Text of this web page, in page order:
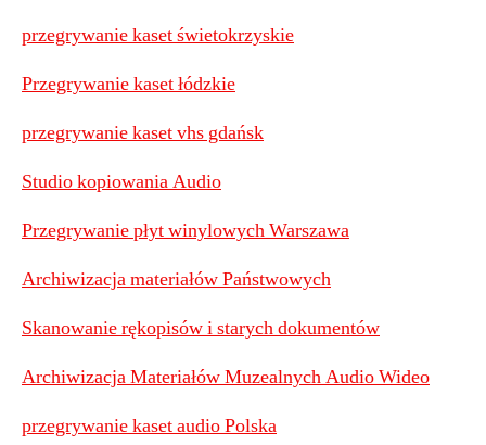
przegrywanie kaset świetokrzyskie
Przegrywanie kaset łódzkie
przegrywanie kaset vhs gdańsk
Studio kopiowania Audio
Przegrywanie płyt winylowych Warszawa
Archiwizacja materiałów Państwowych
Skanowanie rękopisów i starych dokumentów
Archiwizacja Materiałów Muzealnych Audio Wideo
przegrywanie kaset audio Polska